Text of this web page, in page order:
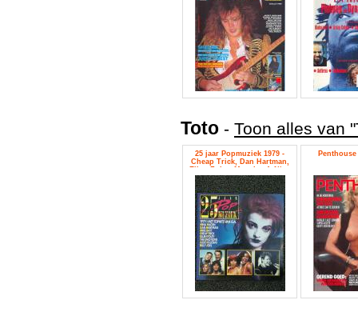
Toto - Toon alles van
25 jaar Popmuziek 1979 -
Cheap Trick, Dan Hartman,
Ellen Foley, Meat Loaf, Nina
Hagen, The Jacksons, Toto,
Umberto Tozzi